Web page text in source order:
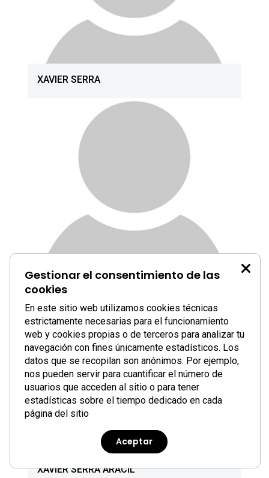
XAVIER SERRA
XAVIER SERRA
XAVIER SERRA ARACIL
Gestionar el consentimiento de las
cookies
En este sitio web utilizamos cookies técnicas
estrictamente necesarias para el funcionamiento
web y cookies propias o de terceros para analizar tu
navegación con fines únicamente estadísticos. Los
datos que se recopilan son anónimos. Por ejemplo,
nos pueden servir para cuantificar el número de
usuarios que acceden al sitio o para tener
estadísticas sobre el tiempo dedicado en cada
página del sitio
Aceptar